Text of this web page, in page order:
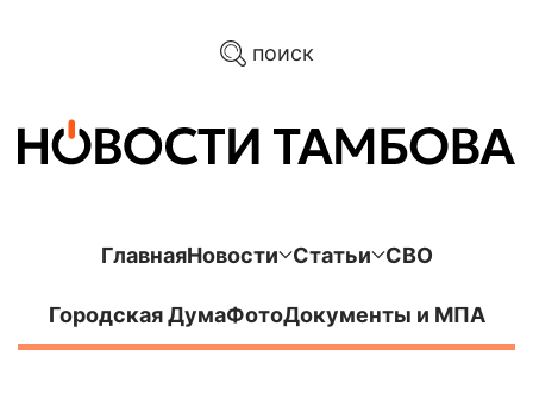
поиск
ГлавнаяНовости Статьи СВО
Городская ДумаФотоДокументы и МПА